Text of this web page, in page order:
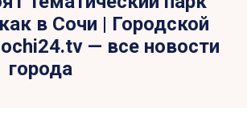
в Сочи | Городской
— все новости
города